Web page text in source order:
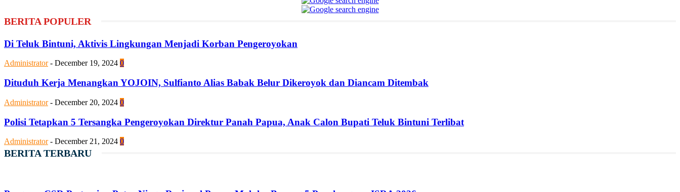
BERITA POPULER
Di Teluk Bintuni, Aktivis Lingkungan Menjadi Korban Pengeroyokan
Administrator - December 19, 2024 0
Dituduh Kerja Menangkan YOJOIN, Sulfianto Alias Babak Belur Dikeroyok dan Diancam Ditembak
Administrator - December 20, 2024 0
Polisi Tetapkan 5 Tersangka Pengeroyokan Direktur Panah Papua, Anak Calon Bupati Teluk Bintuni Terlibat
Administrator - December 21, 2024 0
BERITA TERBARU